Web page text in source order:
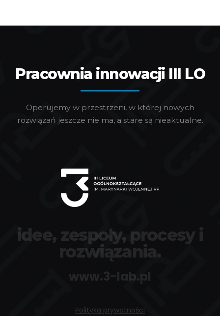
Pracownia innowacji III LO
Operujemy w przestrzeni, w której nowych
rozwiązań jeszcze nie ma, a stare są nieaktualne.
idee, zespoły, procesy i
rozwiązania.
www.3-lab.pl
Polityka prywatności